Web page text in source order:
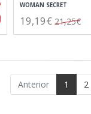
WOMAN SECRET
19,19€ 21,25€
Anterior 1 2